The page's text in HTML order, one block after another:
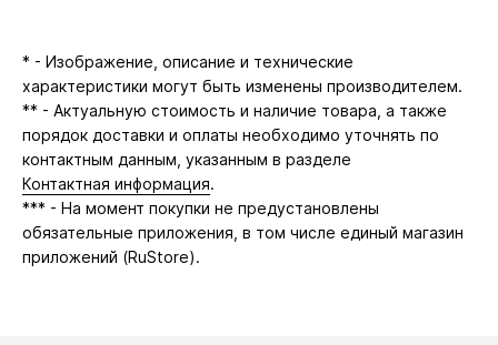
* - Изображение, описание и технические
характеристики могут быть изменены производителем.
** - Актуальную стоимость и наличие товара, а также
порядок доставки и оплаты необходимо уточнять по
контактным данным, указанным в разделе
Контактная информация.
*** - На момент покупки не предустановлены
обязательные приложения, в том числе единый магазин
приложений (RuStore).